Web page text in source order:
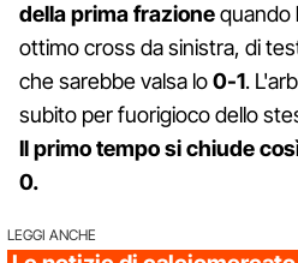
della prima frazionequando
ottimo cross da sinistra, di
che sarebbe valsa lo0-1.
subito per fuorigioco dello
Il primo tempo si chiude
0.
LEGGI ANCHE